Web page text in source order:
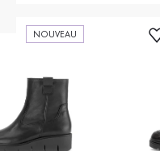
NOUVEAU